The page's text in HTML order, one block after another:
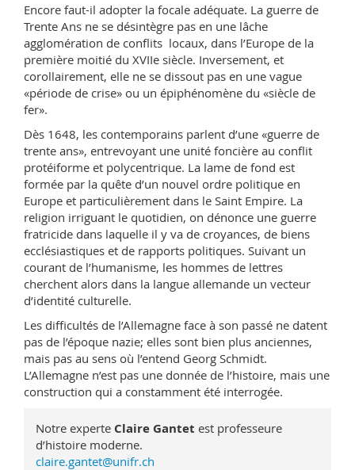
Encore faut-il adopter la focale adéquate. La guerre de
Trente Ans ne se désintègre pas en une lâche
agglomération de conflits locaux, dans l’Europe de la
première moitié du XVIIe siècle. Inversement, et
corollairement, elle ne se dissout pas en une vague
«période de crise» ou un épiphénomène du «siècle de
fer».
Dès 1648, les contemporains parlent d’une «guerre de
trente ans», entrevoyant une unité foncière au conflit
protéiforme et polycentrique. La lame de fond est
formée par la quête d’un nouvel ordre politique en
Europe et particulièrement dans le Saint Empire. La
religion irriguant le quotidien, on dénonce une guerre
fratricide dans laquelle il y va de croyances, de biens
ecclésiastiques et de rapports politiques. Suivant un
courant de l’humanisme, les hommes de lettres
cherchent alors dans la langue allemande un vecteur
d’identité culturelle.
Les difficultés de l’Allemagne face à son passé ne datent
pas de l’époque nazie; elles sont bien plus anciennes,
mais pas au sens où l’entend Georg Schmidt.
L’Allemagne n’est pas une donnée de l’histoire, mais une
construction qui a constamment été interrogée.
Notre experte Claire Gantet est professeure
d’histoire moderne.
claire.gantet@unifr.ch